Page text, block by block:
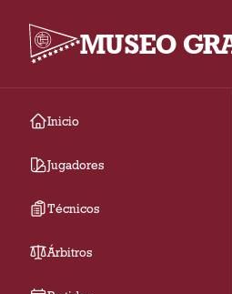
MUSEO
Inicio
Jugadores
Técnicos
Árbitros